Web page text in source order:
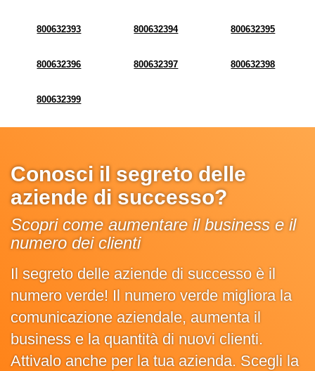
800632393 800632394 800632395
800632396 800632397 800632398
800632399
Conosci il segreto delle
aziende di successo?
Scopri come aumentare il business e il
numero dei clienti
Il segreto delle aziende di successo è il
numero verde! Il numero verde migliora la
comunicazione aziendale, aumenta il
business e la quantità di nuovi clienti.
Attivalo anche per la tua azienda. Scegli la